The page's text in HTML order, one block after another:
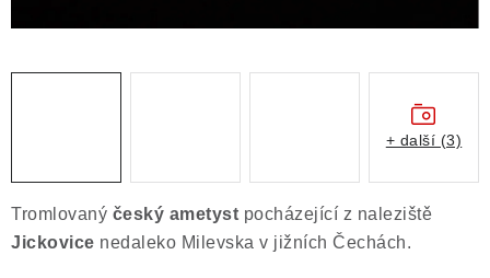
Tromlovaný český ametyst pocházející z naleziště
Jickovice nedaleko Milevska v jižních Čechách.
+ další (3)